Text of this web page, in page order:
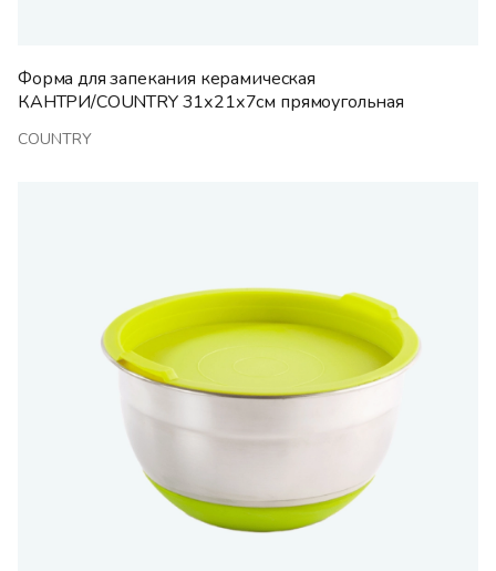
Форма для запекания керамическая
КАНТРИ/COUNTRY 31х21х7см прямоугольная
COUNTRY